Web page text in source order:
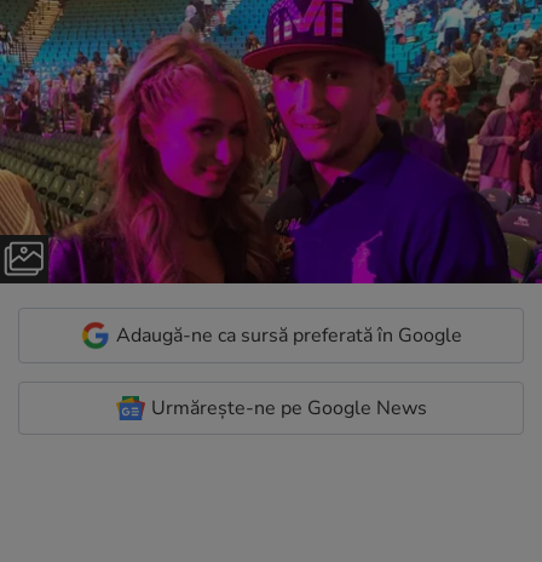
Adaugă-ne ca sursă preferată în Google
Urmărește-ne pe Google News